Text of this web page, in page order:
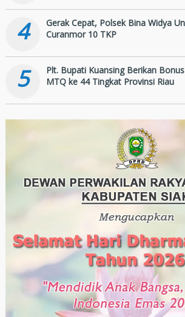
4
Gerak Cepat, Polsek Bina Widya
Curanmor 10 TKP
5
Plt. Bupati Kuansing Berikan
MTQ ke 44 Tingkat Provinsi Riau